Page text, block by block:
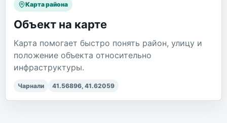
Карта района
Объект на карте
Карта помогает быстро понять район, улицу и
положение объекта относительно
инфраструктуры.
Чарнали 41.56896, 41.62059